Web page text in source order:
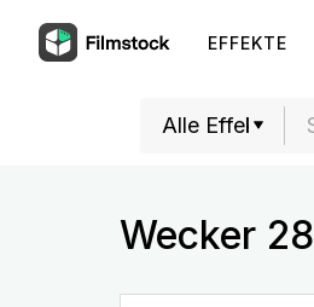
EFFEKTE
Wecker 28